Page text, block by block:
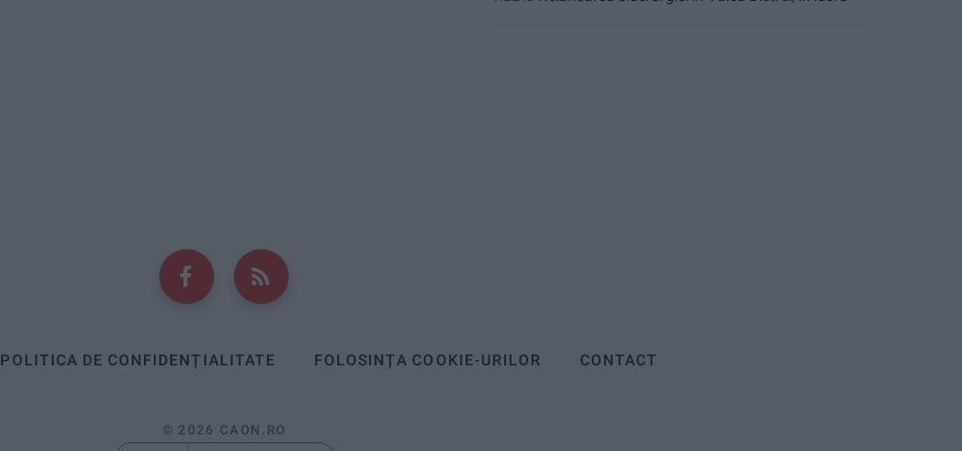
POLITICA DE CONFIDENȚIALITATE FOLOSINȚA COOKIE-URILOR CONTACT
© 2026 CAON.RO